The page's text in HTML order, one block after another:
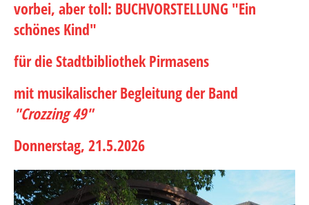
vorbei, aber toll: BUCHVORSTELLUNG "Ein
schönes Kind"
für die Stadtbibliothek Pirmasens
mit musikalischer Begleitung der Band
"Crozzing 49"
Donnerstag, 21.5.2026